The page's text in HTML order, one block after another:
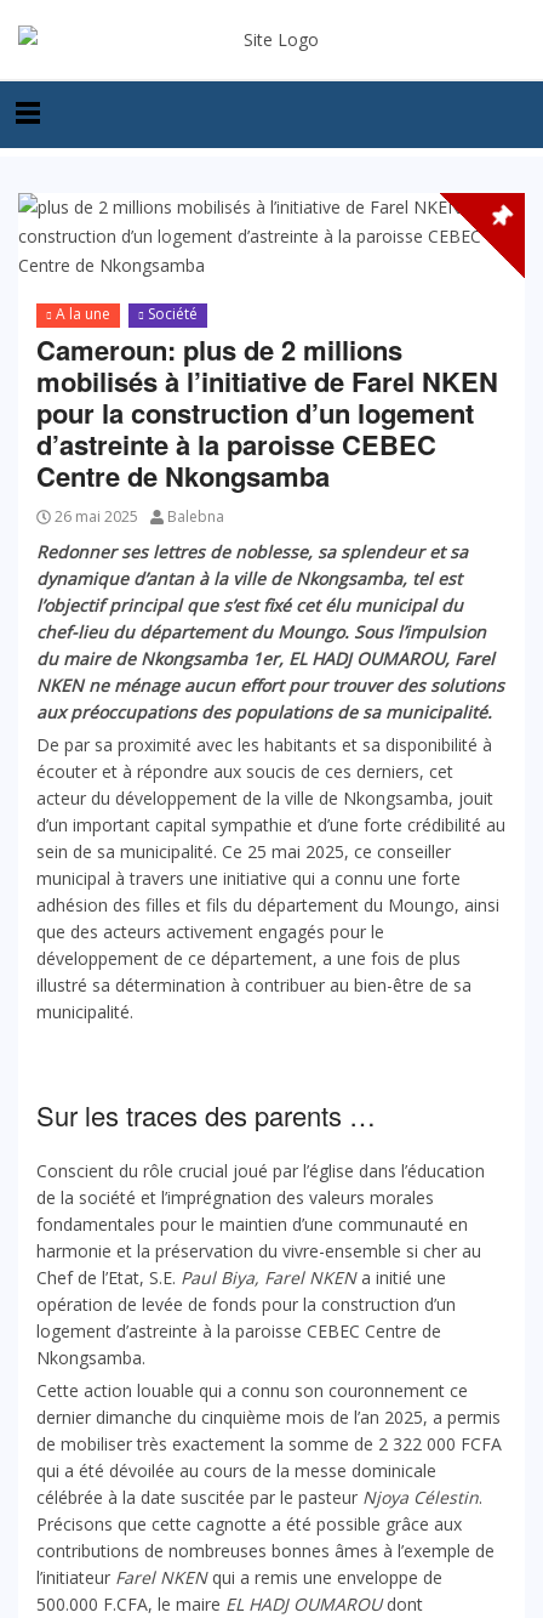
A la une Société
Cameroun: plus de 2 millions
mobilisés à l’initiative de Farel NKEN
pour la construction d’un logement
d’astreinte à la paroisse CEBEC
Centre de Nkongsamba
26 mai 2025 Balebna
Redonner ses lettres de noblesse, sa splendeur et sa
dynamique d’antan à la ville de Nkongsamba, tel est
l’objectif principal que s’est fixé cet élu municipal du
chef-lieu du département du Moungo. Sous l’impulsion
du maire de Nkongsamba 1er, EL HADJ OUMAROU, Farel
NKEN ne ménage aucun effort pour trouver des solutions
aux préoccupations des populations de sa municipalité.
De par sa proximité avec les habitants et sa disponibilité à
écouter et à répondre aux soucis de ces derniers, cet
acteur du développement de la ville de Nkongsamba, jouit
d’un important capital sympathie et d’une forte crédibilité au
sein de sa municipalité. Ce 25 mai 2025, ce conseiller
municipal à travers une initiative qui a connu une forte
adhésion des filles et fils du département du Moungo, ainsi
que des acteurs activement engagés pour le
développement de ce département, a une fois de plus
illustré sa détermination à contribuer au bien-être de sa
municipalité.
Sur les traces des parents …
Conscient du rôle crucial joué par l’église dans l’éducation
de la société et l’imprégnation des valeurs morales
fondamentales pour le maintien d’une communauté en
harmonie et la préservation du vivre-ensemble si cher au
Chef de l’Etat, S.E. Paul Biya, Farel NKENa initié une
opération de levée de fonds pour la construction d’un
logement d’astreinte à la paroisse CEBEC Centre de
Nkongsamba.
Cette action louable qui a connu son couronnement ce
dernier dimanche du cinquième mois de l’an 2025, a permis
de mobiliser très exactement la somme de 2 322 000 FCFA
qui a été dévoilée au cours de la messe dominicale
célébrée à la date suscitée par le pasteur Njoya Célestin.
Précisons que cette cagnotte a été possible grâce aux
contributions de nombreuses bonnes âmes à l’exemple de
l’initiateur Farel NKENqui a remis une enveloppe de
500.000 F.CFA, le maire EL HADJ OUMAROUdont